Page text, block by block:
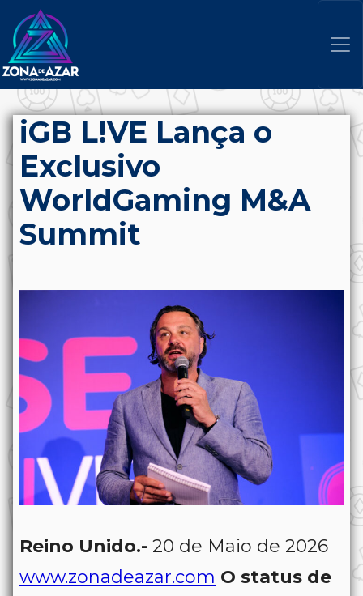
iGB L!VE Lança o
Exclusivo
WorldGaming M&A
Summit
Reino Unido.- 20 de Maio de 2026
www.zonadeazar.com O status de